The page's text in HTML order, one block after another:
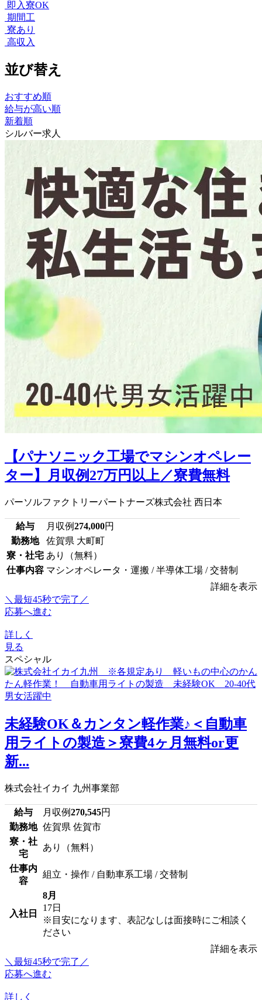
即入寮OK
期間工
寮あり
高収入
並び替え
おすすめ順
給与が高い順
新着順
シルバー求人
【パナソニック工場でマシンオペレー
ター】月収例27万円以上／寮費無料
パーソルファクトリーパートナーズ株式会社 西日本
給与 月収例274,000円
勤務地
佐賀県 大町町
寮・社宅 あり（無料）
仕事内容 マシンオペレータ・運搬 / 半導体工場 / 交替制
詳細を表示
＼最短45秒で完了／
応募へ進む
詳しく
見る
スペシャル
未経験OK＆カンタン軽作業♪＜自動車
用ライトの製造＞寮費4ヶ月無料or更
新...
株式会社イカイ 九州事業部
給与 月収例270,545円
勤務地 佐賀県 佐賀市
寮・社
宅
あり（無料）
仕事内
容
組立・操作 / 自動車系工場 / 交替制
入社日
8月
17日
※目安になります、表記なしは面接時にご相談く
ださい
詳細を表示
＼最短45秒で完了／
応募へ進む
詳しく